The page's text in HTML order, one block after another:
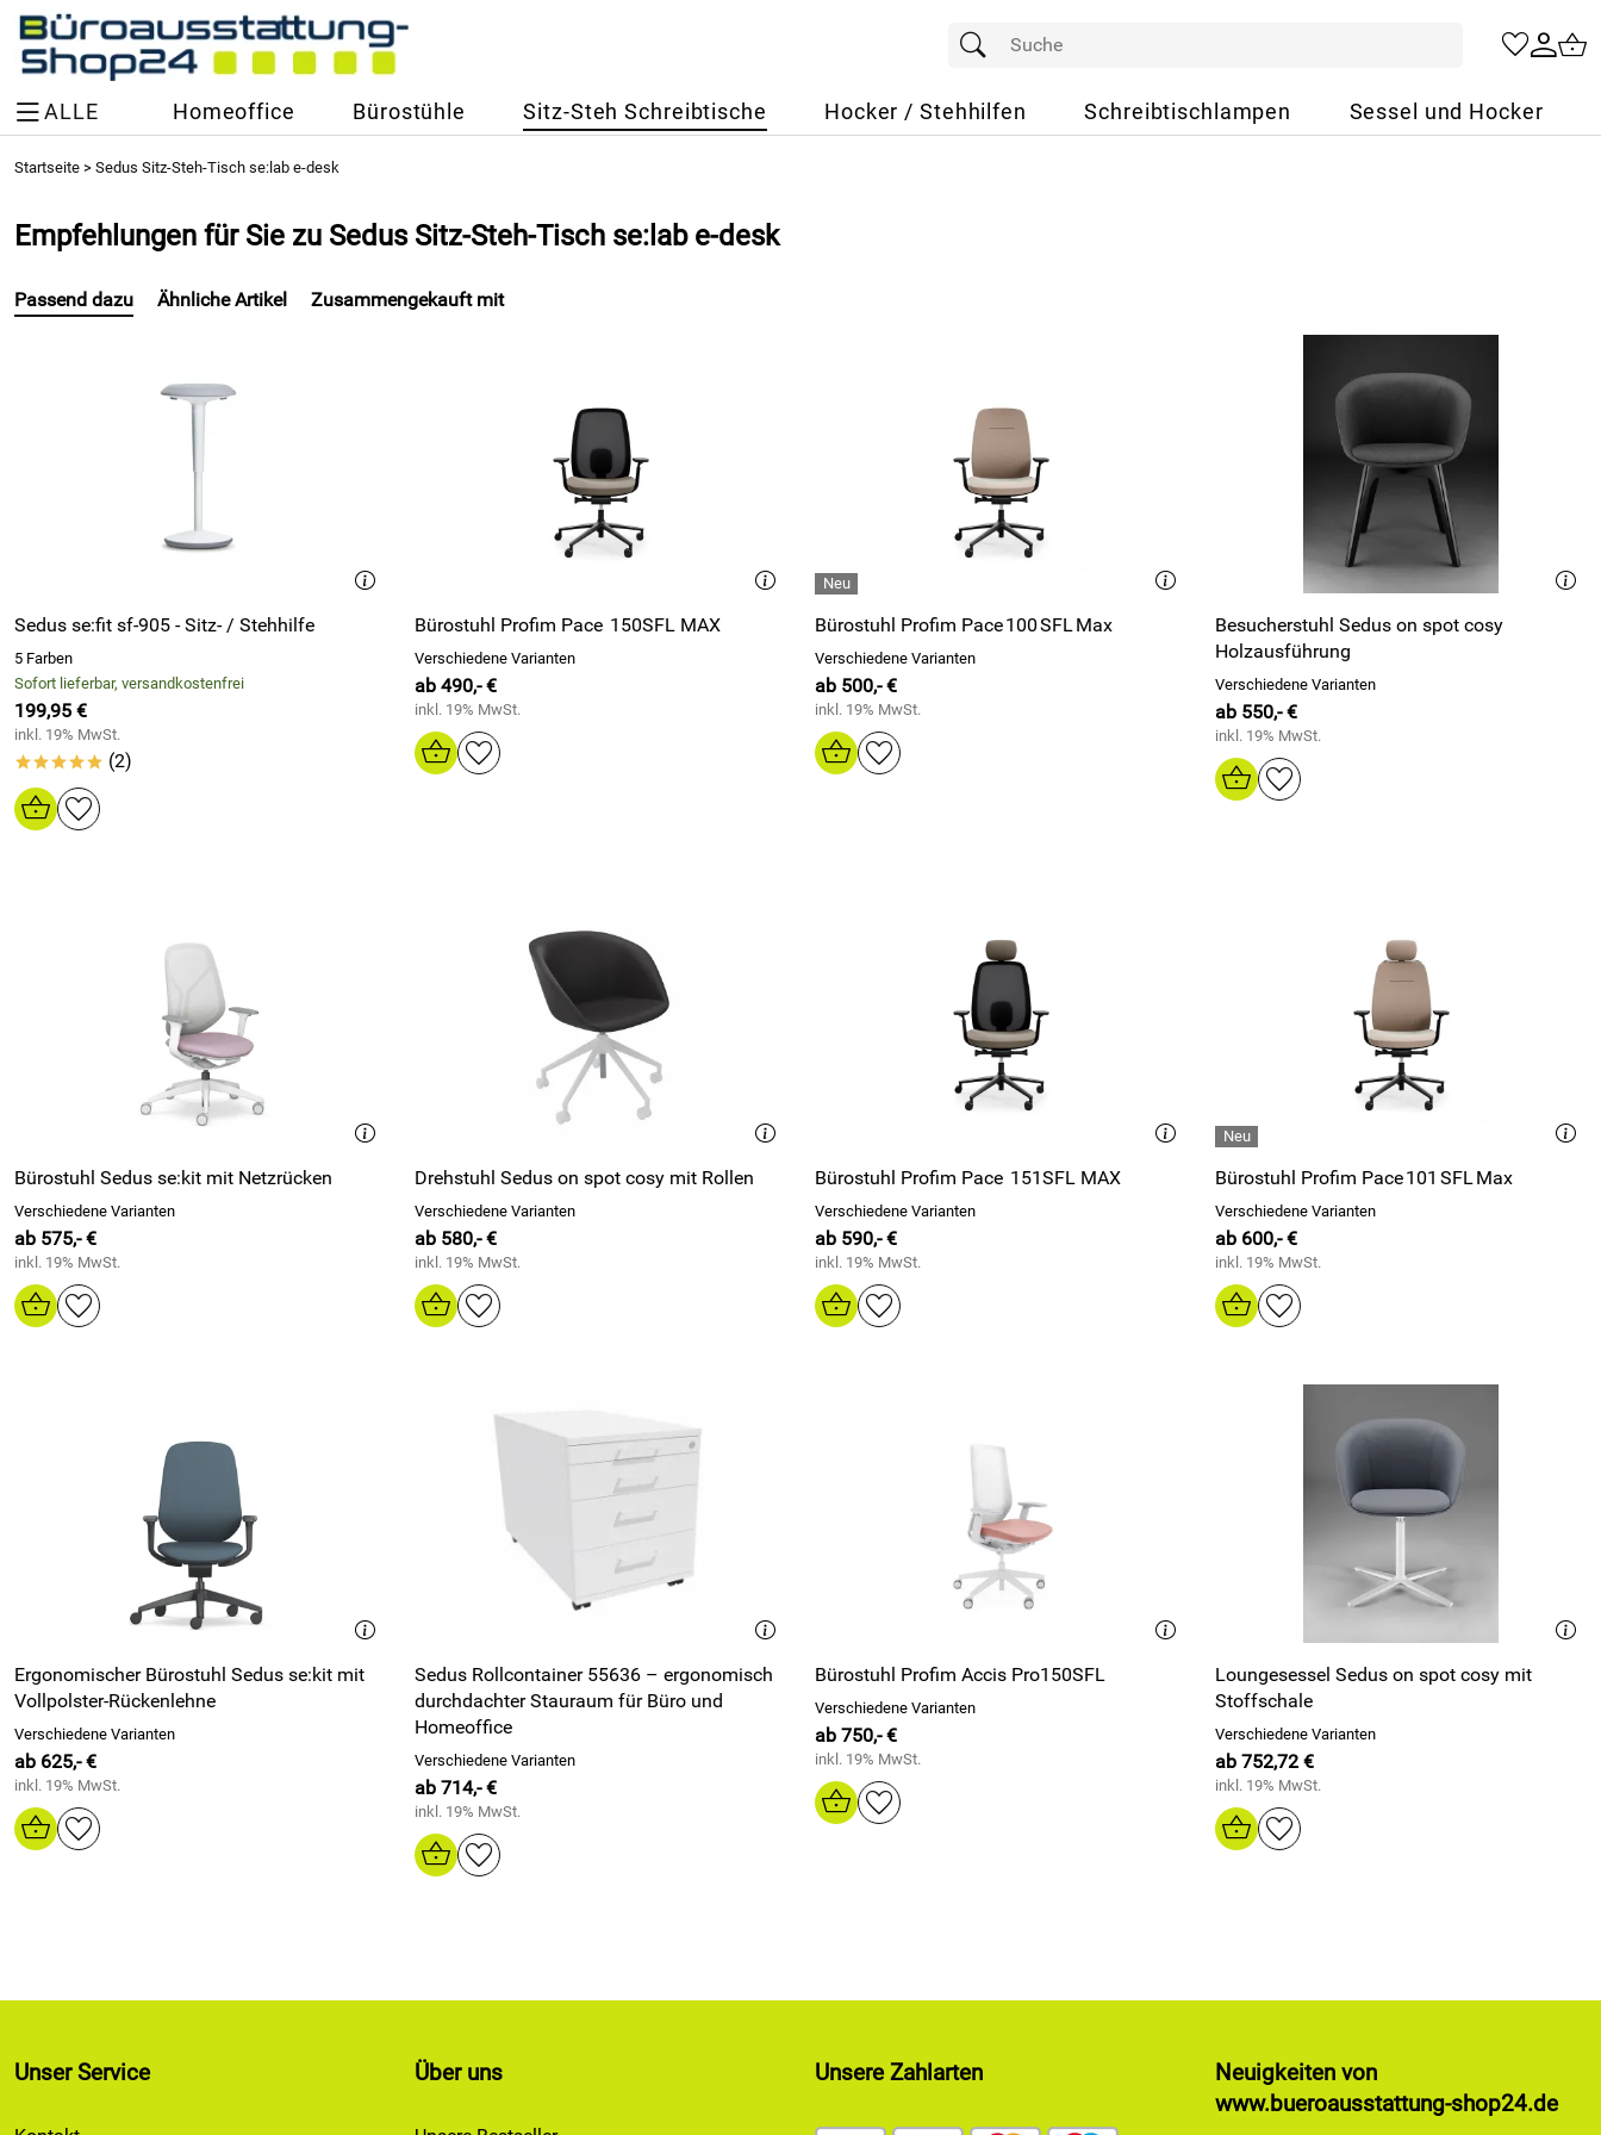
ALLE Homeoffice Bürostühle Sitz-Steh Schreibtische Hocker / Stehhilfen Schreibtischlampen Sessel und Hocker
Startseite > Sedus Sitz-Steh-Tisch se:lab e-desk
Empfehlungen für Sie zu Sedus Sitz-Steh-Tisch se:lab e-desk
Passend dazu
Sedus se:fit sf-905 - Sitz- / Stehhilfe
5 Farben
Sofort lieferbar, versandkostenfrei
199,95 €
inkl. 19% MwSt.
***** (2)
Bürostuhl Profim Pace 150SFL MAX
Verschiedene Varianten
ab 490,- €
inkl. 19% MwSt.
Bürostuhl Profim Pace 100 SFL Max
Verschiedene Varianten
ab 500,- €
inkl. 19% MwSt.
Besucherstuhl Sedus on spot cosy
Holzausführung
Verschiedene Varianten
ab 550,- €
inkl. 19% MwSt.
Bürostuhl Sedus se:kit mit Netzrücken
Verschiedene Varianten
ab 575,- €
inkl. 19% MwSt.
Drehstuhl Sedus on spot cosy mit Rollen
Verschiedene Varianten
ab 580,- €
inkl. 19% MwSt.
Bürostuhl Profim Pace 151SFL MAX
Verschiedene Varianten
ab 590,- €
inkl. 19% MwSt.
Bürostuhl Profim Pace 101 SFL Max
Verschiedene Varianten
ab 600,- €
inkl. 19% MwSt.
Ergonomischer Bürostuhl Sedus se:kit mit
Vollpolster-Rückenlehne
Verschiedene Varianten
ab 625,- €
inkl. 19% MwSt.
Sedus Rollcontainer 55636 – ergonomisch
durchdachter Stauraum für Büro und
Homeoffice
Verschiedene Varianten
ab 714,- €
inkl. 19% MwSt.
Bürostuhl Profim Accis Pro150SFL
Verschiedene Varianten
ab 750,- €
inkl. 19% MwSt.
Loungesessel Sedus on spot cosy mit
Stoffschale
Verschiedene Varianten
ab 752,72 €
inkl. 19% MwSt.
Ähnliche Artikel Zusammengekauft mit
Unser Service Über uns Unsere Zahlarten
Neuigkeiten von
www.bueroausstattung-shop24.de